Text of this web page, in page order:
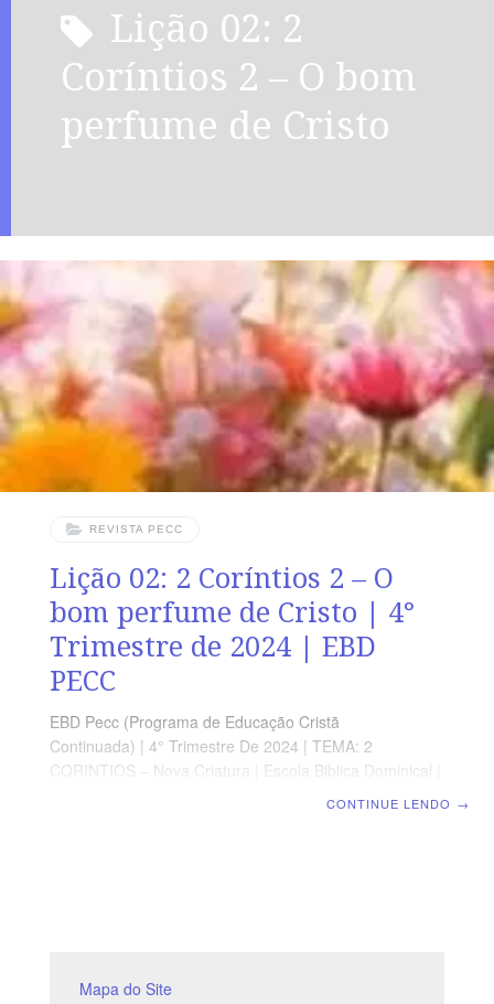
Lição 02: 2
Coríntios 2 – O bom
perfume de Cristo
REVISTA PECC
Lição 02: 2 Coríntios 2 – O
bom perfume de Cristo | 4°
Trimestre de 2024 | EBD
PECC
EBD Pecc (Programa de Educação Cristã
Continuada) | 4° Trimestre De 2024 | TEMA: 2
CORINTIOS – Nova Criatura | Escola Biblica Dominical |
CONTINUE LENDO →
Mapa do Site